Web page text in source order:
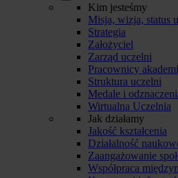
Kim jesteśmy
Misja, wizja, status
Strategia
Założyciel
Zarząd uczelni
Pracownicy
Struktura uczelni
Medale i
Wirtualna Uczelnia
Jak działamy
Jakość kształcenia
Działalność
Zaangażowanie
Współpraca